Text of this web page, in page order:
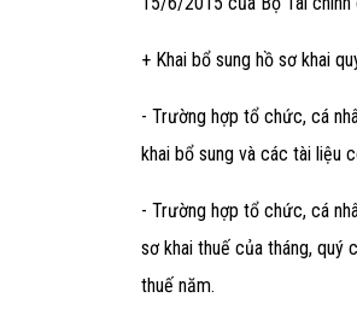
+ Khai bổ sung hồ sơ khai
- Trường hợp tổ chức, cá
khai bổ sung và các tài liệu
- Trường hợp tổ chức, cá
sơ khai thuế của tháng, quý
thuế năm.
29/08/2020